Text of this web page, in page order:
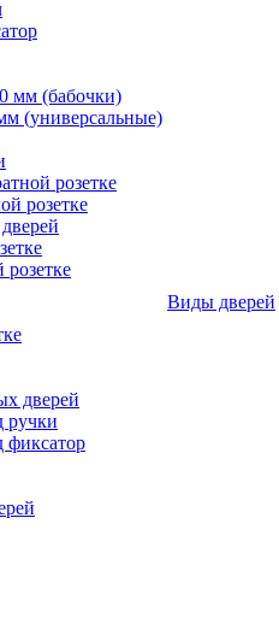
мм (бабочки)
(универсальные)
розетке
розетке
розетке
дверей
ручки
фиксатор
Виды дверей